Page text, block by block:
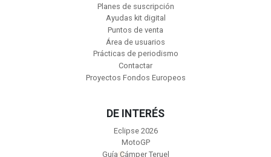
Planes de suscripción
Ayudas kit digital
Puntos de venta
Área de usuarios
Prácticas de periodismo
Contactar
Proyectos Fondos Europeos
DE INTERÉS
Eclipse 2026
MotoGP
Guía Cámper Teruel